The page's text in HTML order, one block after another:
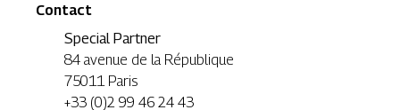
Contact
Special Partner
84 avenue de la République
75011 Paris
+33 (0)2 99 46 24 43